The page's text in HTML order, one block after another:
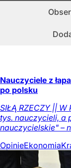
Nauczyciele z
po polsku
SIŁĄ RZECZY ||
tys. nauczycieli, a
nauczycielskie" –
OpinieEkonomia